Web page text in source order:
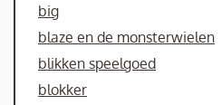
big
blaze en de monsterwielen
blikken speelgoed
blokker